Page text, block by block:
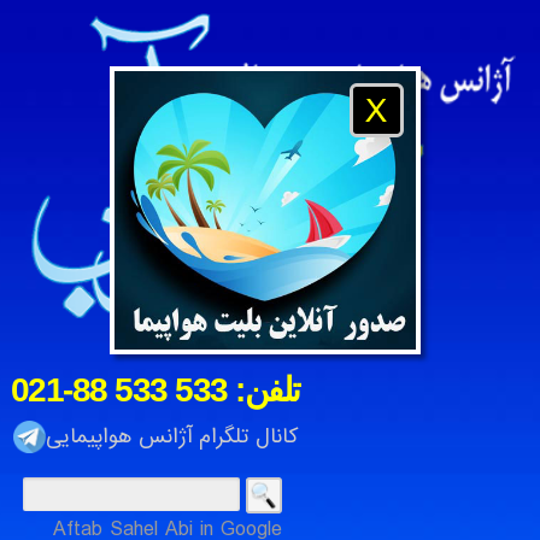
021-88 533 533 :تلفن
کانال تلگرام آژانس هواپیمایی
Aftab Sahel Abi in Google
X